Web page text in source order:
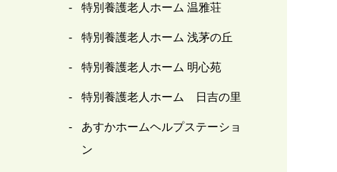
特別養護老人ホーム 温雅荘
特別養護老人ホーム 浅茅の丘
特別養護老人ホーム 明心苑
特別養護老人ホーム 日吉の里
あすかホームヘルプステーショ
ン